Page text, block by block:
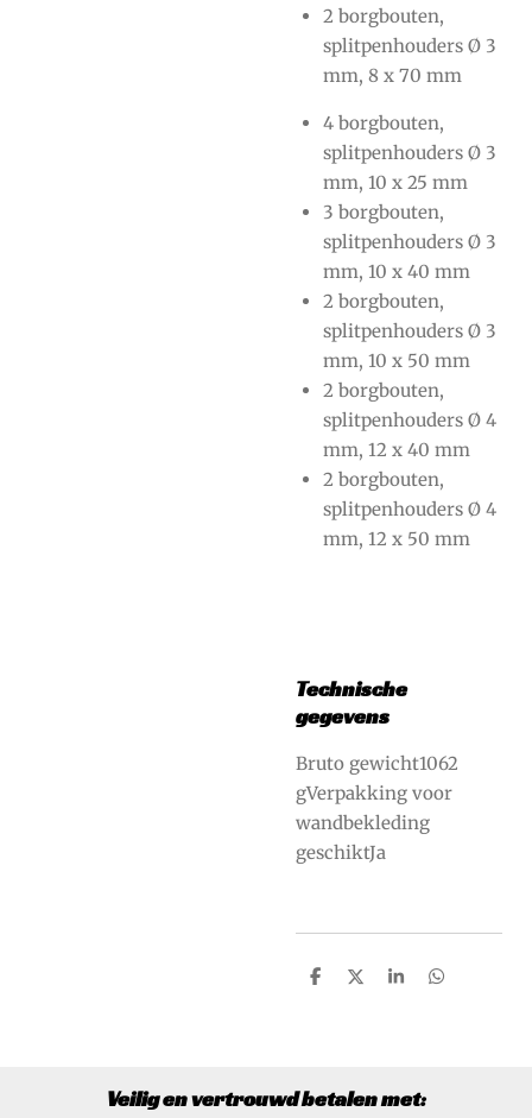
2 borgbouten,
splitpenhouders Ø 3
mm, 8 x 70 mm
4 borgbouten,
splitpenhouders Ø 3
mm, 10 x 25 mm
3 borgbouten,
splitpenhouders Ø 3
mm, 10 x 40 mm
2 borgbouten,
splitpenhouders Ø 3
mm, 10 x 50 mm
2 borgbouten,
splitpenhouders Ø 4
mm, 12 x 40 mm
2 borgbouten,
splitpenhouders Ø 4
mm, 12 x 50 mm
Technische
gegevens
Bruto gewicht1062
gVerpakking voor
wandbekleding
geschiktJa
D
D
S
D
Veilig en vertrouwd betalen met: